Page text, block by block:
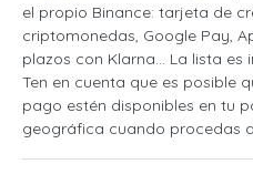
el propio Binance: tarjeta de
criptomonedas, Google Pay,
plazos con Klarna... La lista es
Ten en cuenta que es posible
pago estén disponibles en tu
geográfica cuando procedas